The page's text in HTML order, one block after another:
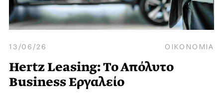
13/06/26 ΟΙΚΟΝΟΜΙΑ
Hertz Leasing: Το Απόλυτο
Βusiness Εργαλείο